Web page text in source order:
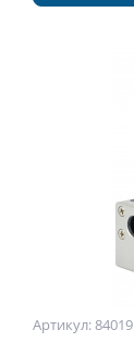
Артикул: 84019